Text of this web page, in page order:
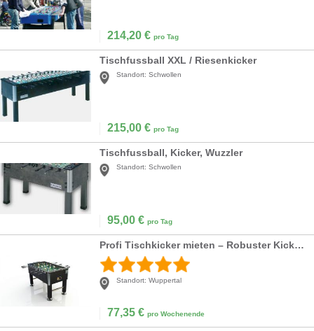
214,20 € pro Tag
Tischfussball XXL / Riesenkicker
Standort: Schwollen
215,00 € pro Tag
Tischfussball, Kicker, Wuzzler
Standort: Schwollen
95,00 € pro Tag
Profi Tischkicker mieten – Robuster Kicker für Firmen-Events & Messen
Standort: Wuppertal
77,35 € pro Wochenende